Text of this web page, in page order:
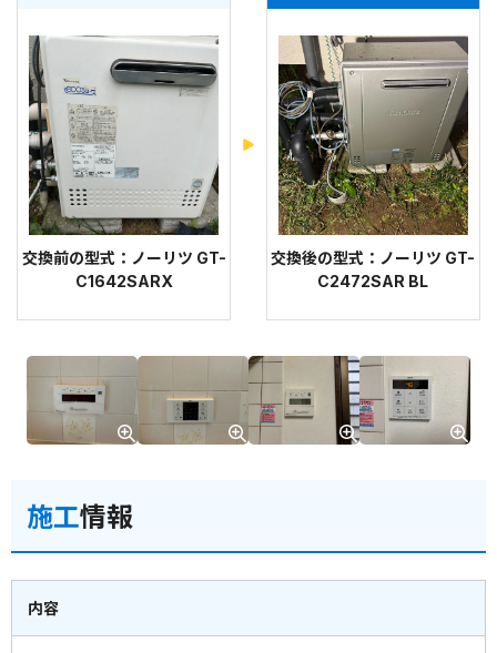
交換前の型式：ノーリツ GT-
C1642SARX
交換後の型式：ノーリツ GT-
C2472SAR BL
施工情報
内容